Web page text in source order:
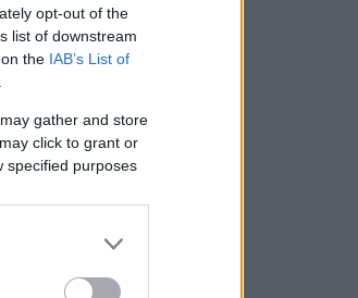
opt-out of the
list of downstream
the IAB’s List of
gather and store
click to grant or
specified purposes